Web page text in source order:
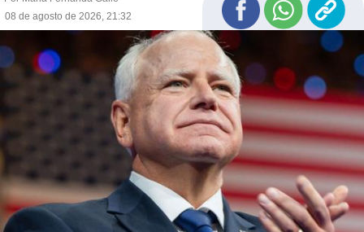
08 de agosto de 2026, 21:32